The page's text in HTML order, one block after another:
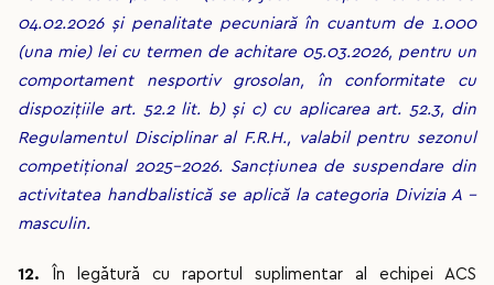
04.02.2026 și penalitate pecuniară în cuantum de 1.000
(una mie) lei cu termen de achitare 05.03.2026, pentru un
comportament nesportiv grosolan, în conformitate cu
dispozițiile art. 52.2 lit. b) și c) cu aplicarea art. 52.3, din
Regulamentul Disciplinar al F.R.H., valabil pentru sezonul
competițional 2025-2026. Sancțiunea de suspendare din
activitatea handbalistică se aplică la categoria Divizia A –
masculin.
12.
În legătură cu raportul suplimentar al echipei ACS